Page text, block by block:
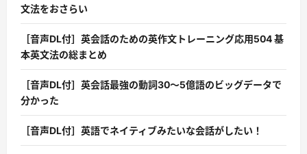
文法をおさらい
［音声DL付］英会話のための英作文トレーニング応用504 基
本英文法の総まとめ
［音声DL付］英会話最強の動詞30〜5億語のビッグデータで
分かった
［音声DL付］英語でネイティブみたいな会話がしたい！